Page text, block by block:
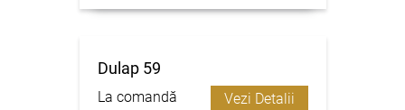
Dulap 59
La comandă Vezi Detalii